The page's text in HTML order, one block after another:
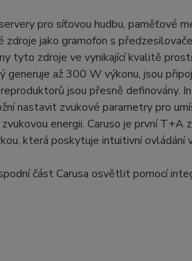
pro síťovou hudbu, paměťové
zdroje jako gramofon s
tyto zdroje ve vynikající kvalitě
generuje až 300 W výkonu, jsou
jsou přesně definovány.
nastavit zvukové parametry pro
energii. Caruso je první T+A
která poskytuje intuitivní
část Carusa osvětlit pomocí